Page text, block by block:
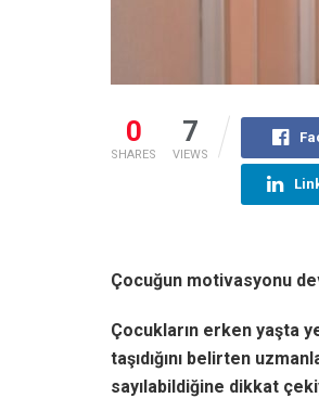
0
SHARES
7
VIEWS
Çocuğun motivasyonu
Çocukların erken yaşta
taşıdığını belirten
sayılabildiğine dikkat